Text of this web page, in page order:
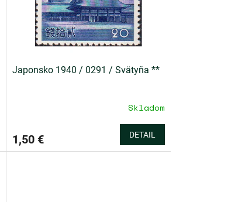
Japonsko 1940 / 0291 / Svätyňa **
Skladom
1,50 € DETAIL